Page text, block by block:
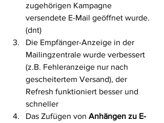
zugehörigen Kampagne
versendete E-Mail geöffnet wurde.
(dnt)
Die Empfänger-Anzeige in der
Mailingzentrale wurde verbessert
(z.B. Fehleranzeige nur nach
gescheitertem Versand), der
Refresh funktioniert besser und
schneller
Das Zufügen von Anhängen zu E-